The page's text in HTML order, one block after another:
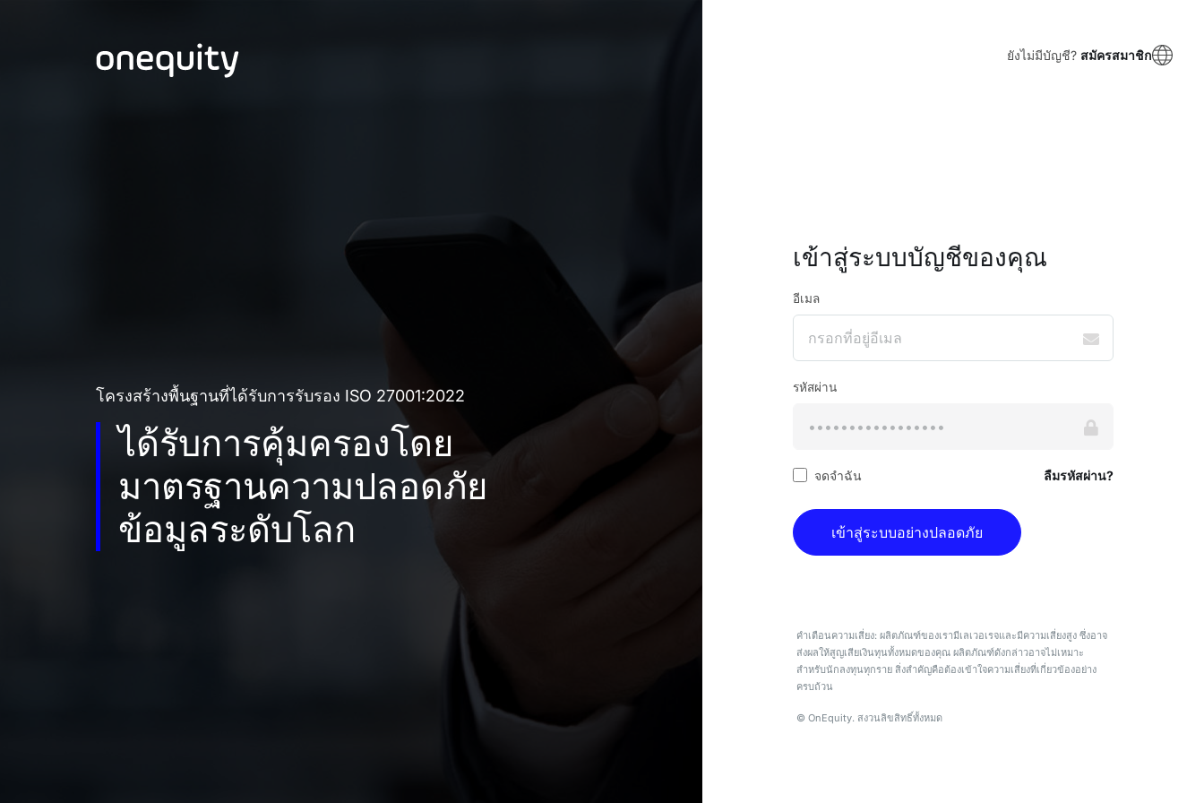
โครงสร้างพื้นฐานที่ได้รับการรับรอง ISO 27001:2022
ได้รับการคุ้มครองโดย
มาตรฐานความปลอดภัย
ข้อมูลระดับโลก
ยังไม่มีบัญชี? สมัครสมาชิก
เข้าสู่ระบบบัญชีของคุณ
อีเมล
รหัสผ่าน
จดจำฉัน ลืมรหัสผ่าน?
เข้าสู่ระบบอย่างปลอดภัย
คำเตือนความเสี่ยง: ผลิตภัณฑ์ของเรามีเลเวอเรจและมีความเสี่ยงสูง ซึ่งอาจ
ส่งผลให้สูญเสียเงินทุนทั้งหมดของคุณ ผลิตภัณฑ์ดังกล่าวอาจไม่เหมาะ
สำหรับนักลงทุนทุกราย สิ่งสำคัญคือต้องเข้าใจความเสี่ยงที่เกี่ยวข้องอย่าง
ครบถ้วน
© OnEquity. สงวนลิขสิทธิ์ทั้งหมด